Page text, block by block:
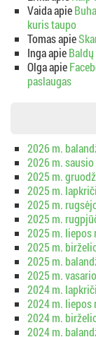
Vaidaapie
kuris taupo
Tomasapie
Ingaapie
Olgaapie
paslaugas
2026 m.
2026 m. sausio
2025 m.
2025 m.
2025 m.
2025 m.
2025 m. liepos
2025 m.
2025 m.
2025 m.
2024 m.
2024 m. liepos
2024 m.
2024 m.